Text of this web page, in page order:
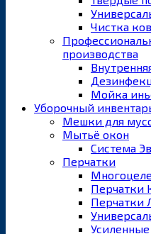
Чистка
производства
Мойка
Уборочный
Мешки для
Мытьё окон
Система
Перчатки
Перчатки
Перчатки